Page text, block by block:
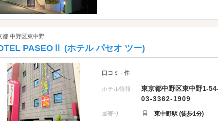
都 中野区東中野
PASEOⅡ (ホテル パセオ ツー)
口コミ - 件
ホテル情報
東京都中野区東中野1-
03-3362-1909
最寄り 東中野駅 (徒歩1分)